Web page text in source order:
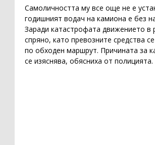
Самоличността му все още не е
годишният водач на камиона е без
Заради катастрофата движението в
спряно, като превозните средства
по обходен маршрут. Причината за
се изяснява, обясниха от полицията.